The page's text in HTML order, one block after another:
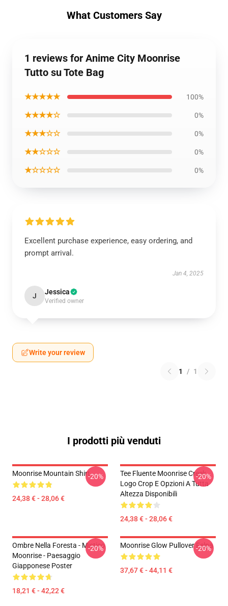
What Customers Say
1 reviews for Anime City Moonrise
Tutto su Tote Bag
★★★★★ 100%
★★★★☆ 0%
★★★☆☆ 0%
★★☆☆☆ 0%
★☆☆☆☆ 0%
Excellent purchase experience, easy ordering, and
prompt arrival.
Jan 4, 2025
J Jessica
Verified owner
Write your review
1 / 1
I prodotti più venduti
Moonrise Mountain Shirt
24,38 € - 28,06 €
-20%
Tee Fluente Moonrise Creek
Logo Crop E Opzioni A Tutta
Altezza Disponibili
24,38 € - 28,06 €
-20%
Ombre Nella Foresta - Mistico
Moonrise - Paesaggio
Giapponese Poster
18,21 € - 42,22 €
-20% Moonrise Glow Pullover Felpa
37,67 € - 44,11 €
-20%